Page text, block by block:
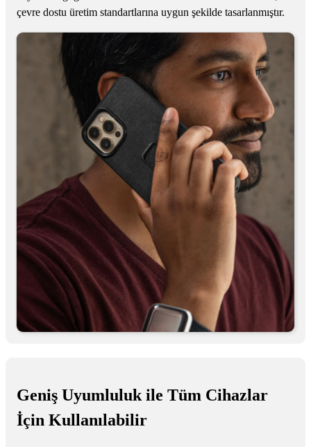
çevre dostu üretim standartlarına uygun şekilde tasarlanmıştır.
Geniş Uyumluluk ile Tüm Cihazlar
İçin Kullanılabilir